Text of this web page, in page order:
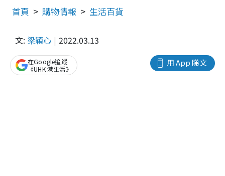
首頁 購物情報 生活百貨
文: 梁穎心 2022.03.13
用 App 睇文
在Google追蹤
《UHK 港生活》